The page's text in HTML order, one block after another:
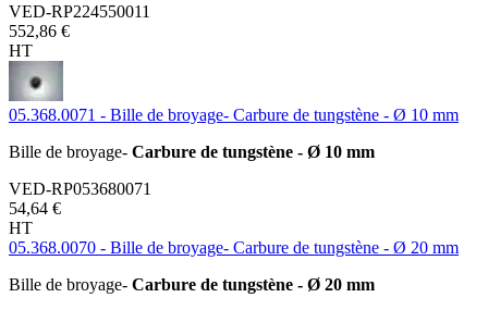
VED-RP224550011
552,86 €
HT
05.368.0071 - Bille de broyage- Carbure de tungstène - Ø 10 mm
Bille de broyage- Carbure de tungstène - Ø 10 mm
VED-RP053680071
54,64 €
HT
05.368.0070 - Bille de broyage- Carbure de tungstène - Ø 20 mm
Bille de broyage- Carbure de tungstène - Ø 20 mm